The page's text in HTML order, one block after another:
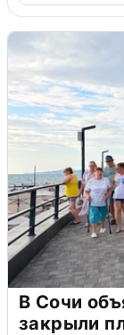
В Сочи
закрыли